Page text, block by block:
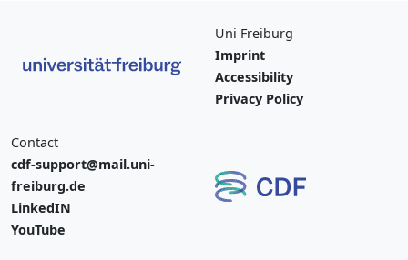
Uni Freiburg
Imprint
Accessibility
Privacy Policy
Contact
cdf-support@mail.uni-
freiburg.de
LinkedIN
YouTube